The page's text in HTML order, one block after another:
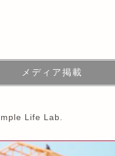
メディア掲載
Life Lab.